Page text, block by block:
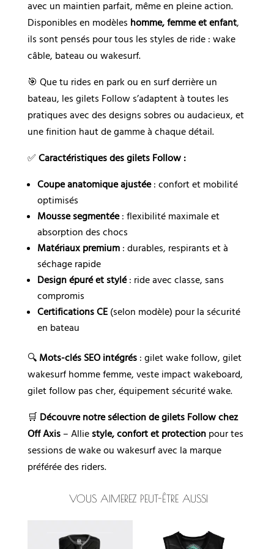
avec un maintien parfait, même en pleine action.
Disponibles en modèles homme, femme et enfant,
ils sont pensés pour tous les styles de ride : wake
câble, bateau ou wakesurf.
🎯 Que tu rides en park ou en surf derrière un
bateau, les gilets Follow s’adaptent à toutes les
pratiques avec des designs sobres ou audacieux, et
une finition haut de gamme à chaque détail.
✅ Caractéristiques des gilets Follow :
Coupe anatomique ajustée: confort et mobilité
optimisés
Mousse segmentée: flexibilité maximale et
absorption des chocs
Matériaux premium: durables, respirants et à
séchage rapide
Design épuré et stylé: ride avec classe, sans
compromis
Certifications CE(selon modèle) pour la sécurité
en bateau
🔍 Mots-clés SEO intégrés: gilet wake follow, gilet
wakesurf homme femme, veste impact wakeboard,
gilet follow pas cher, équipement sécurité wake.
🛒 Découvre notre sélection de gilets Follow chez
Off Axis– Allie style, confort et protectionpour tes
sessions de wake ou wakesurf avec la marque
préférée des riders.
VOUS AIMEREZ PEUT-ÊTRE AUSSI